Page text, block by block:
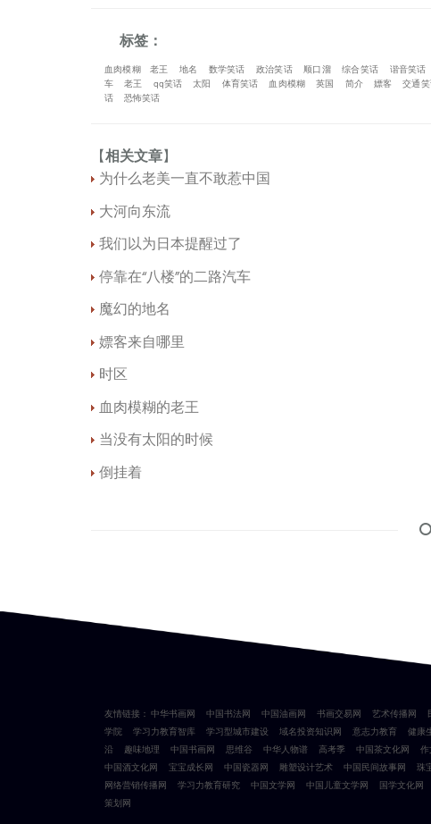
标签：
血肉模糊 老王 地名 数学笑话 政治笑话 顺口溜 综合笑话 谐音笑话
车
老王 qq笑话 太阳 体育笑话 血肉模糊 英国 简介 嫖客 交通
话
恐怖笑话
【相关文章】
为什么老美一直不敢惹中国
大河向东流
我们以为日本提醒过了
停靠在“八楼”的二路汽车
魔幻的地名
嫖客来自哪里
时区
血肉模糊的老王
当没有太阳的时候
倒挂着
友情链接： 中华书画网 中国书法网 中国油画网 书画交易网 艺术传播网
学院
学习力教育智库 学习型城市建设 域名投资知识网 意志力教育 健康
沿
趣味地理 中国书画网 思维谷 中华人物谱 高考季 中国茶文化网
中国酒文化网
宝宝成长网 中国瓷器网 雕塑设计艺术 中国民间故事网 珠
网络营销传播网
学习力教育研究 中国文学网 中国儿童文学网 国学文化网
策划网